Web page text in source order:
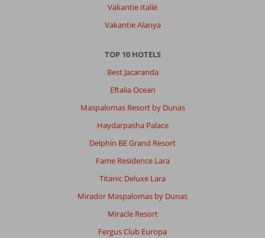
Vakantie Italië
Vakantie Alanya
TOP 10 HOTELS
Best Jacaranda
Eftalia Ocean
Maspalomas Resort by Dunas
Haydarpasha Palace
Delphin BE Grand Resort
Fame Residence Lara
Titanic Deluxe Lara
Mirador Maspalomas by Dunas
Miracle Resort
Fergus Club Europa